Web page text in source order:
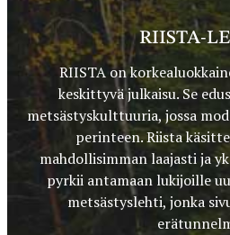
RIISTA-
RIISTA on
keskittyvä julkaisu. Se
metsästyskulttuuria, jossa
perinteen. Riista
mahdollisimman laajasti ja
pyrkii antamaan lukijoille
metsästyslehti, jonka